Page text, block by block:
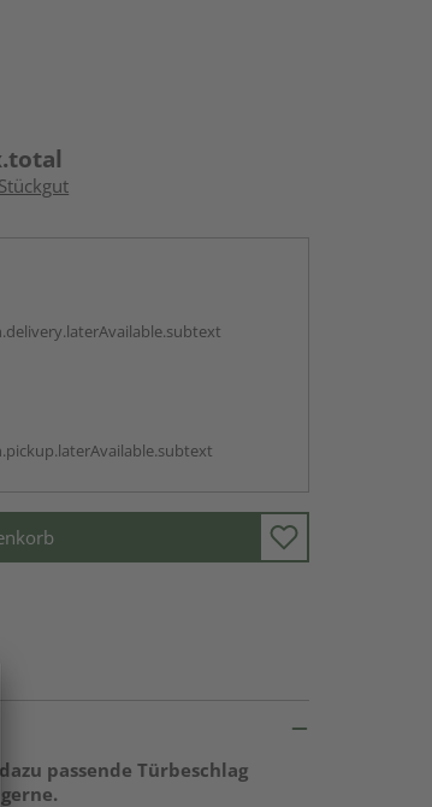
passende Türbeschlag